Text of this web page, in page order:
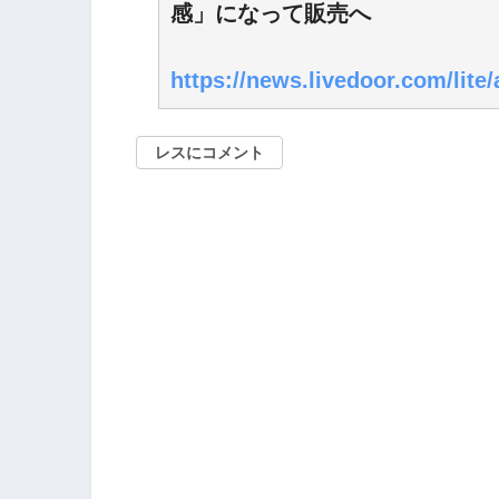
感」になって販売へ
https://news.livedoor.com/lite/
レスにコメント